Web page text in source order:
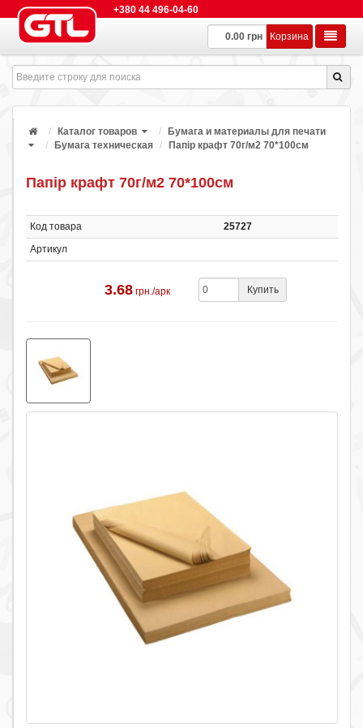
+380 44 496-04-60
0.00 грн Корзина
Каталог товаров
Бумага и материалы для печати
Бумага техническая
Папір крафт 70г/м2 70*100см
Папір крафт 70г/м2 70*100см
Код товара
25727
Артикул
3.68 грн./арк Купить